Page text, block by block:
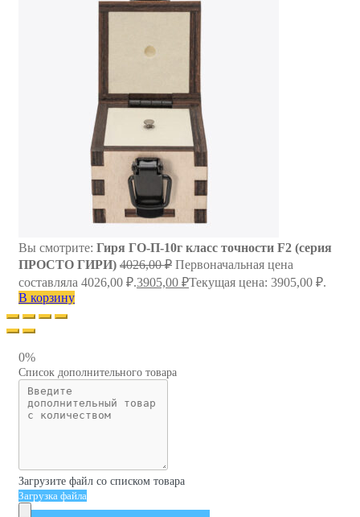
Вы смотрите: Гиря ГО-П-10г класс точности F2 (серия
ПРОСТО ГИРИ) 4026,00₽ Первоначальная цена
составляла 4026,00 ₽.3905,00 ₽Текущая цена: 3905,00 ₽.
В корзину
0%
Список дополнительного товара
Загрузите файл со списком товара
Загрузка файла